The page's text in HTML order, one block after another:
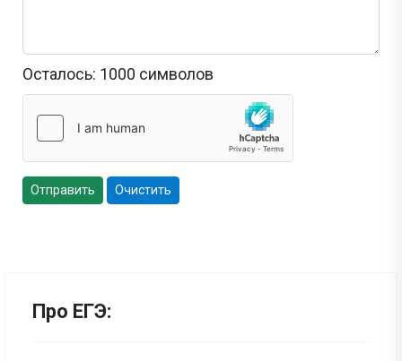
Осталось: 1000 символов
Отправить Очистить
Про ЕГЭ: